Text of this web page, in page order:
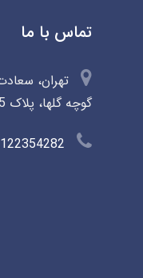
تماس با ما
تهران،
گوچه گلها، پلاک 5، واحد 4